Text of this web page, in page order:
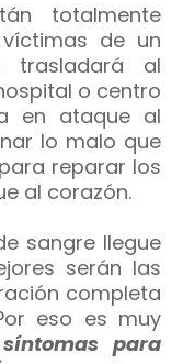
totalmente
de un
al
o centro
en ataque al
lo malo que
reparar los
al corazón.
sangre llegue
serán las
completa
eso es muy
para